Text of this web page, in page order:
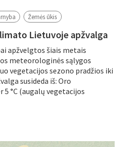
Žemės ūkis
Lietuvoje apžvalga
apžvelgtos šiais metais
meteorologinės sąlygos
vegetacijos sezono pradžios iki
susideda iš: Oro
°C (augalų vegetacijos